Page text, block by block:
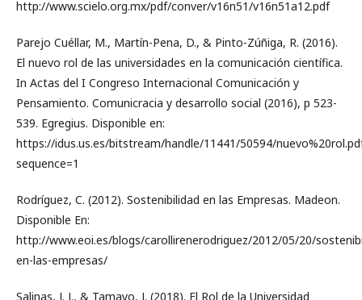
http://www.scielo.org.mx/pdf/conver/v16n51/v16n51a12.pdf
Parejo Cuéllar, M., Martín-Pena, D., & Pinto-Zúñiga, R. (2016).
El nuevo rol de las universidades en la comunicación científica.
In Actas del I Congreso Internacional Comunicación y
Pensamiento. Comunicracia y desarrollo social (2016), p 523-
539. Egregius. Disponible en:
https://idus.us.es/bitstream/handle/11441/50594/
sequence=1
Rodríguez, C. (2012). Sostenibilidad en las Empresas. Madeon.
Disponible En:
http://www.eoi.es/blogs/carollirenerodriguez/2012/05/20/
en-las-empresas/
Salinas, J. J., & Tamayo, J. (2018). El Rol de la Universidad